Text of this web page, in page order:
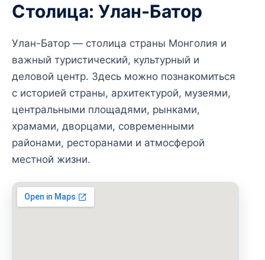
Столица: Улан-Батор
Улан-Батор — столица страны Монголия и
важный туристический, культурный и
деловой центр. Здесь можно познакомиться
с историей страны, архитектурой, музеями,
центральными площадями, рынками,
храмами, дворцами, современными
районами, ресторанами и атмосферой
местной жизни.